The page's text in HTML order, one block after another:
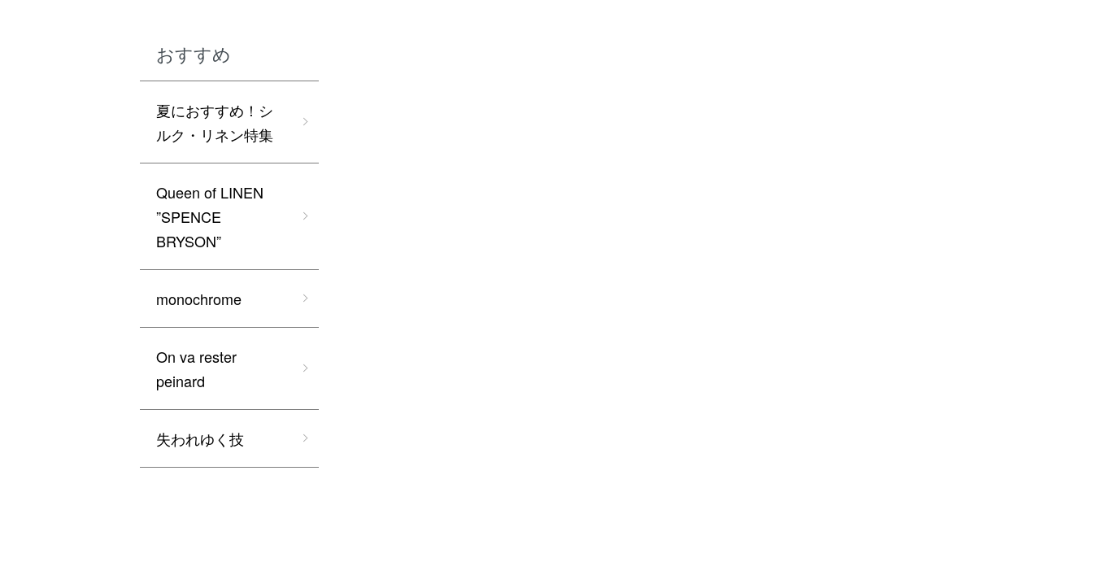
おすすめ
夏におすすめ！シ
ルク・リネン特集
Queen of LINEN
”SPENCE
BRYSON”
monochrome
On va rester
peinard
失われゆく技